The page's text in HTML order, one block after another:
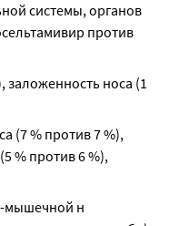
системы, органов
против
заложенность носа (1
(7 % против 7 %),
% против 6 %),
мышечной н